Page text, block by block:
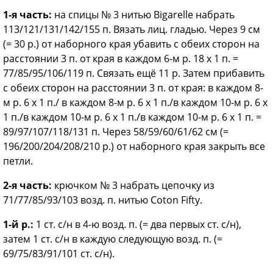
1-я часть: на спицы № 3 нитью Bigarelle набрать
113/121/131/142/155 п. Вязать лиц. гладью. Через 9 см
(= 30 р.) от наборного края убавить с обеих сторон на
расстоянии 3 п. от края в каждом 6-м р. 18 х 1 п. =
77/85/95/106/119 п. Связать ещё 11 р. Затем прибавить
с обеих сторон на расстоянии 3 п. от края: в каждом 8-
м р. 6 х 1 п./ в каждом 8-м р. 6 х 1 п./в каждом 10-м р. 6 х
1 п./в каждом 10-м р. 6 х 1 п./в каждом 10-м р. 6 х 1 п. =
89/97/107/118/131 п. Через 58/59/60/61/62 см (=
196/200/204/208/210 р.) от наборного края закрыть все
петли.
2-я часть: крючком № 3 набрать цепочку из
71/77/85/93/103 возд. п. нитью Coton Fifty.
1-й р.: 1 ст. с/н в 4-ю возд. п. (= два первых ст. с/н),
затем 1 ст. с/н в каждую следующую возд. п. (=
69/75/83/91/101 ст. с/н).